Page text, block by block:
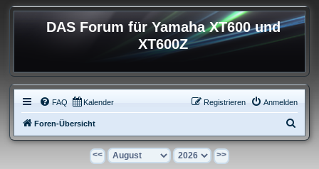
DAS Forum für Yamaha XT600 und
XT600Z
FAQ Kalender Anmelden
Registrieren
Foren-Übersicht
u
<< >>